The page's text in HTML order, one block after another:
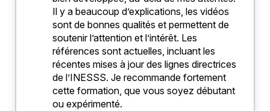
Il y a beaucoup d’explications, les vidéos
sont de bonnes qualités et permettent de
soutenir l’attention et l’intérêt. Les
références sont actuelles, incluant les
récentes mises à jour des lignes directrices
de l’INESSS. Je recommande fortement
cette formation, que vous soyez débutant
ou expérimenté.